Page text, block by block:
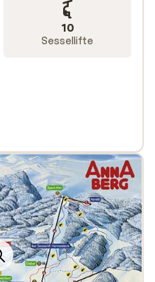
10
Sessellifte